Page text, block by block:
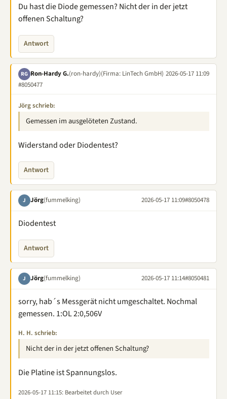
Du hast die Diode gemessen? Nicht der in der jetzt
offenen Schaltung?
Antwort
RG Ron-Hardy G.(ron-hardy)(Firma: LinTech GmbH) 2026-05-17 11:09
#8050477
Jörg schrieb:
Gemessen im ausgelöteten Zustand.
Widerstand oder Diodentest?
Antwort
J Jörg(fummelking) 2026-05-17 11:09#8050478
Diodentest
Antwort
J Jörg(fummelking) 2026-05-17 11:14#8050481
sorry, hab´s Messgerät nicht umgeschaltet. Nochmal
gemessen. 1:OL 2:0,506V
H. H. schrieb:
Nicht der in der jetzt offenen Schaltung?
Die Platine ist Spannungslos.
2026-05-17 11:15: Bearbeitet durch User